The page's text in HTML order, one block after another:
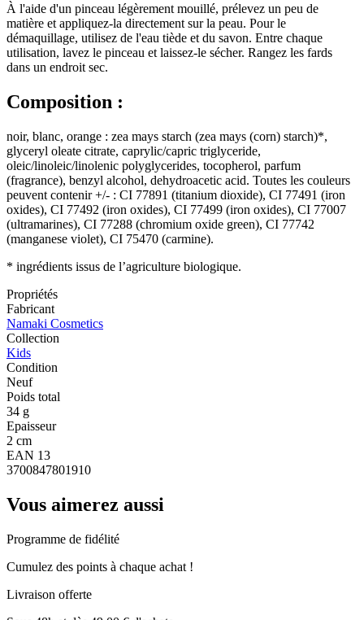
À l'aide d'un pinceau légèrement mouillé, prélevez un peu de
matière et appliquez-la directement sur la peau. Pour le
démaquillage, utilisez de l'eau tiède et du savon. Entre chaque
utilisation, lavez le pinceau et laissez-le sécher. Rangez les fards
dans un endroit sec.
Composition :
noir, blanc, orange : zea mays starch (zea mays (corn) starch)*,
glyceryl oleate citrate, caprylic/capric triglyceride,
oleic/linoleic/linolenic polyglycerides, tocopherol, parfum
(fragrance), benzyl alcohol, dehydroacetic acid. Toutes les couleurs
peuvent contenir +/- : CI 77891 (titanium dioxide), CI 77491 (iron
oxides), CI 77492 (iron oxides), CI 77499 (iron oxides), CI 77007
(ultramarines), CI 77288 (chromium oxide green), CI 77742
(manganese violet), CI 75470 (carmine).
* ingrédients issus de l’agriculture biologique.
Propriétés
Fabricant
Namaki Cosmetics
Collection
Kids
Condition
Neuf
Poids total
34 g
Epaisseur
2 cm
EAN 13
3700847801910
Vous aimerez aussi
Programme de fidélité
Cumulez des points à chaque achat !
Livraison offerte